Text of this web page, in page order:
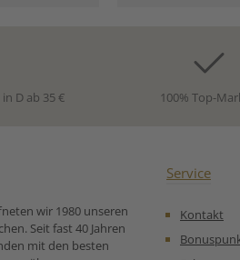
Beeren
ein
rundes
– leicht,
und voller
Eleganz.
Tee Sencha
Kukicha*
Papayawürfel
Zucker), weißer
Tan (8%),
für Grüner Tee
D ab 35 € 100% Top-
wir 1980 unseren
Seit fast 40 Jahren
mit den besten
Service
Kontakt